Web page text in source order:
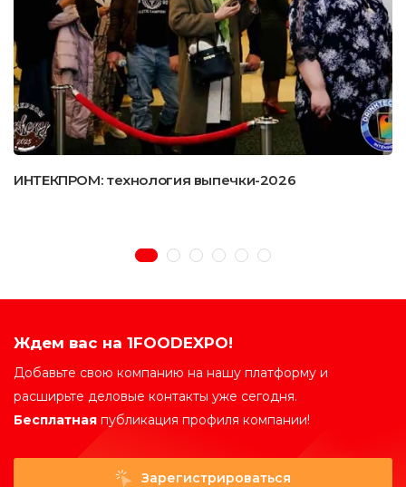
ИНТЕКПРОМ: технология выпечки-2026
Ждем вас на 1FOODEXPO!
Добавьте свою компанию на нашу платформу и
расширьте деловые контакты уже сегодня.
Бесплатная публикация профиля компании!
Зарегистрироваться